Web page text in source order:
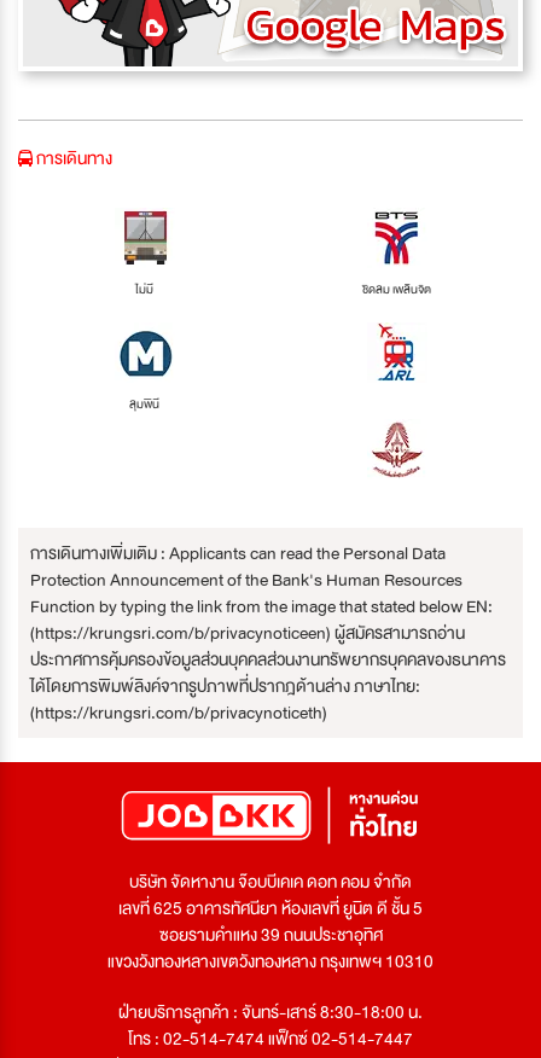
การเดินทาง
ไม่มี ชิดลม เพลินจิต
ลุมพินี
การเดินทางเพิ่มเติม : Applicants can read the Personal Data
Protection Announcement of the Bank's Human Resources
Function by typing the link from the image that stated below EN:
(https://krungsri.com/b/privacynoticeen) ผู้สมัครสามารถอ่าน
ประกาศการคุ้มครองข้อมูลส่วนบุคคลส่วนงานทรัพยากรบุคคลของธนาคาร
ได้โดยการพิมพ์ลิงค์จากรูปภาพที่ปรากฎด้านล่าง ภาษาไทย:
(https://krungsri.com/b/privacynoticeth)
บริษัท จัดหางาน จ๊อบบีเคเค ดอท คอม จำกัด
เลขที่ 625 อาคารทัศนียา ห้องเลขที่ ยูนิต ดี ชั้น 5
ซอยรามคำแหง 39 ถนนประชาอุทิศ
แขวงวังทองหลางเขตวังทองหลาง กรุงเทพฯ 10310
ฝ่ายบริการลูกค้า : จันทร์-เสาร์ 8:30-18:00 น.
โทร : 02-514-7474 แฟ็กซ์ 02-514-7447